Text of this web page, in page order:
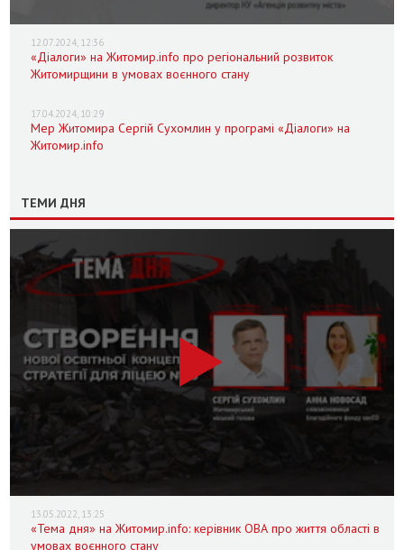
12.07.2024, 12:36
«Діалоги» на Житомир.info про регіональний розвиток
Житомирщини в умовах воєнного стану
17.04.2024, 10:29
Мер Житомира Сергій Сухомлин у програмі «Діалоги» на
Житомир.info
ТЕМИ ДНЯ
13.05.2022, 13:25
«Тема дня» на Житомир.info: керівник ОВА про життя області в
умовах воєнного стану